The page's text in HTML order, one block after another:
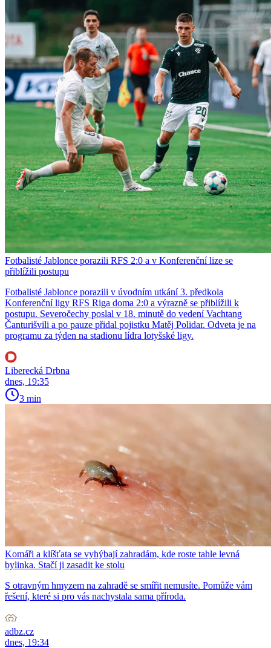
Fotbalisté Jablonce porazili RFS 2:0 a v Konferenční lize se
přiblížili postupu
Fotbalisté Jablonce porazili v úvodním utkání 3. předkola
Konferenční ligy RFS Riga doma 2:0 a výrazně se přiblížili k
postupu. Severočechy poslal v 18. minutě do vedení Vachtang
Čanturišvili a po pauze přidal pojistku Matěj Polidar. Odveta je na
programu za týden na stadionu lídra lotyšské ligy.
Liberecká Drbna
dnes, 19:35
3 min
Komáři a klíšťata se vyhýbají zahradám, kde roste tahle levná
bylinka. Stačí ji zasadit ke stolu
S otravným hmyzem na zahradě se smířit nemusíte. Pomůže vám
řešení, které si pro vás nachystala sama příroda.
adbz.cz
dnes, 19:34